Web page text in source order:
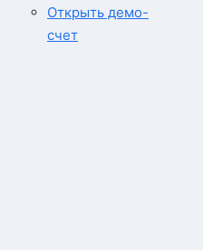
Открыть демо-
счет